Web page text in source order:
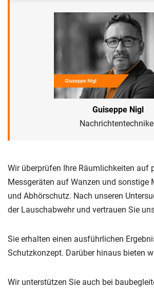
Guiseppe Nigl
Wir überprüfen Ihre Räumlichkeiten auf
Messgeräten auf Wanzen und
und Abhörschutz. Nach unseren
der Lauschabwehr und vertrauen Sie
Sie erhalten einen ausführlichen
Schutzkonzept. Darüber hinaus bieten
Wir unterstützen Sie auch bei